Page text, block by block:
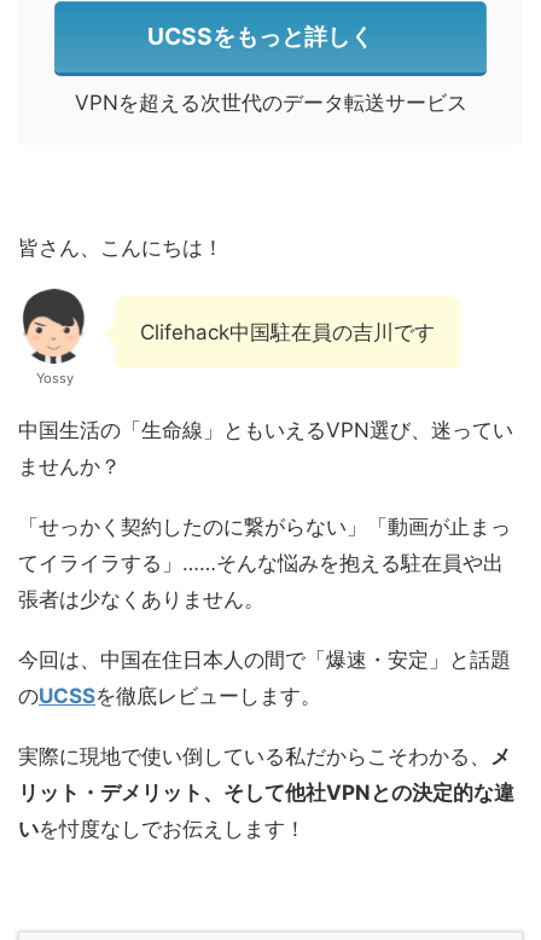
UCSSをもっと詳しく
VPNを超える次世代のデータ転送サービス
皆さん、こんにちは！
Yossy
Clifehack中国駐在員の吉川です
中国生活の「生命線」ともいえるVPN選び、迷ってい
ませんか？
「せっかく契約したのに繋がらない」「動画が止まっ
てイライラする」……そんな悩みを抱える駐在員や出
張者は少なくありません。
今回は、中国在住日本人の間で「爆速・安定」と話題
のUCSSを徹底レビューします。
実際に現地で使い倒している私だからこそわかる、 メ
リット・デメリット、そして他社VPNとの決定的な違
いを忖度なしでお伝えします！